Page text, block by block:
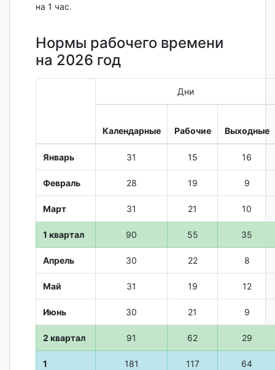
на 1 час.
Нормы рабочего времени
на 2026 год
Дни
Календарные Рабочие Выходные
Январь 31 15 16
Февраль 28 19 9
Март 31 21 10
1 квартал 90 55 35
Апрель 30 22 8
Май 31 19 12
Июнь 30 21 9
2 квартал 91 62 29
1
181 117 64